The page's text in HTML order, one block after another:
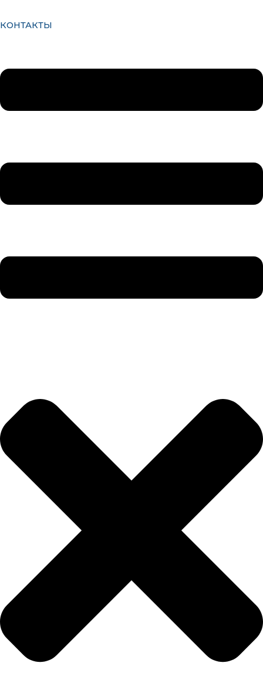
КОНТАКТЫ